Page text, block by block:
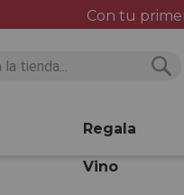
Con tu
Regala
Vino